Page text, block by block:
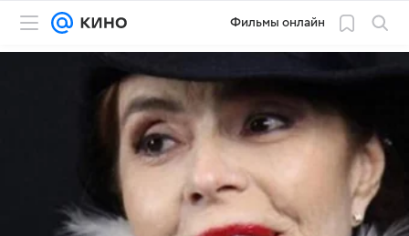
Фильмы онлайн